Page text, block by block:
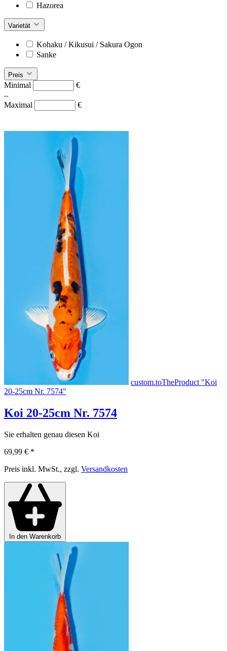
Hazorea
Varietät
Kohaku / Kikusui / Sakura Ogon
Sanke
Preis
Minimal
€
–
Maximal
€
custom.toTheProduct "Koi
20-25cm Nr. 7574"
Koi 20-25cm Nr. 7574
Sie erhalten genau diesen Koi
69,99 € *
Preis inkl. MwSt., zzgl. Versandkosten
In den Warenkorb